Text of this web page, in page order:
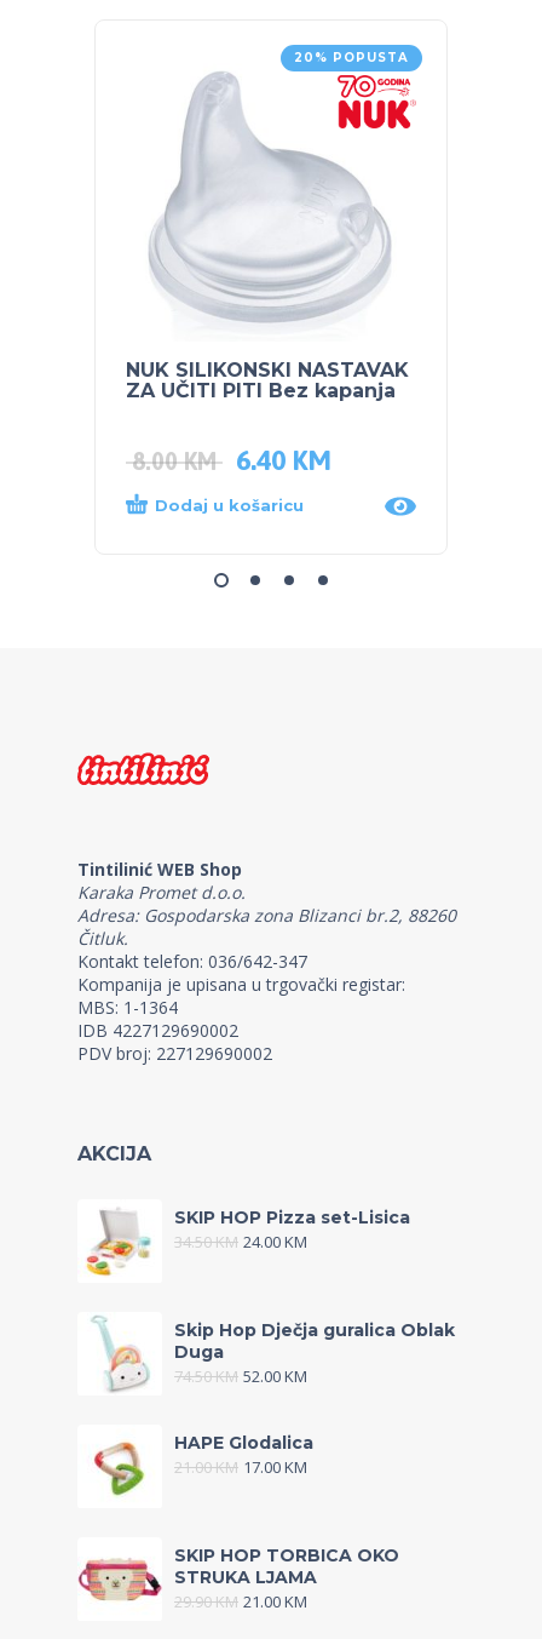
20% POPUSTA
NUK SILIKONSKI NASTAVAK
ZA UČITI PITI Bez kapanja
8.00KM 6.40 KM
Dodaj u košaricu
Tintilinić WEB Shop
Karaka Promet d.o.o.
Adresa: Gospodarska zona Blizanci br.2, 88260
Čitluk.
Kontakt telefon: 036/642-347
Kompanija je upisana u trgovački registar:
MBS: 1-1364
IDB 4227129690002
PDV broj: 227129690002
AKCIJA
SKIP HOP Pizza set-Lisica
34.50KM 24.00KM
Skip Hop Dječja guralica Oblak
Duga
74.50KM 52.00KM
HAPE Glodalica
21.00KM 17.00KM
SKIP HOP TORBICA OKO
STRUKA LJAMA
29.90KM 21.00KM